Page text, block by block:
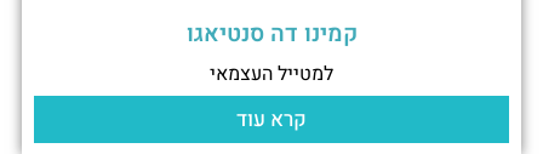
קמינו דה סנטיאגו
למטייל העצמאי
קרא עוד